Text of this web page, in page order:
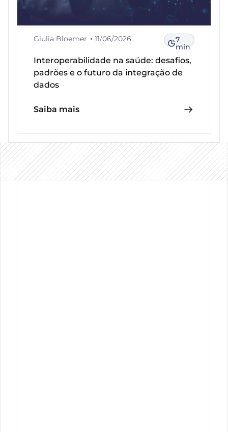
Giulia Bloemer 11/06/2026 7
min
Interoperabilidade na saúde: desafios,
padrões e o futuro da integração de
dados
Saiba mais